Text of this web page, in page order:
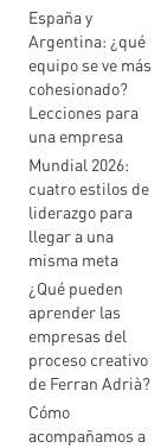
España y
Argentina: ¿qué
equipo se ve más
cohesionado?
Lecciones para
una empresa
Mundial 2026:
cuatro estilos de
liderazgo para
llegar a una
misma meta
¿Qué pueden
aprender las
empresas del
proceso creativo
de Ferran Adrià?
Cómo
acompañamos a